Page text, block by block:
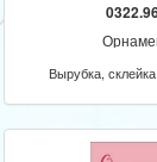
Вырубка,